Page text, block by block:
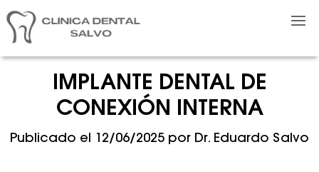
IMPLANTE DENTAL DE
CONEXIÓN INTERNA
Publicado el 12/06/2025 por Dr. Eduardo Salvo